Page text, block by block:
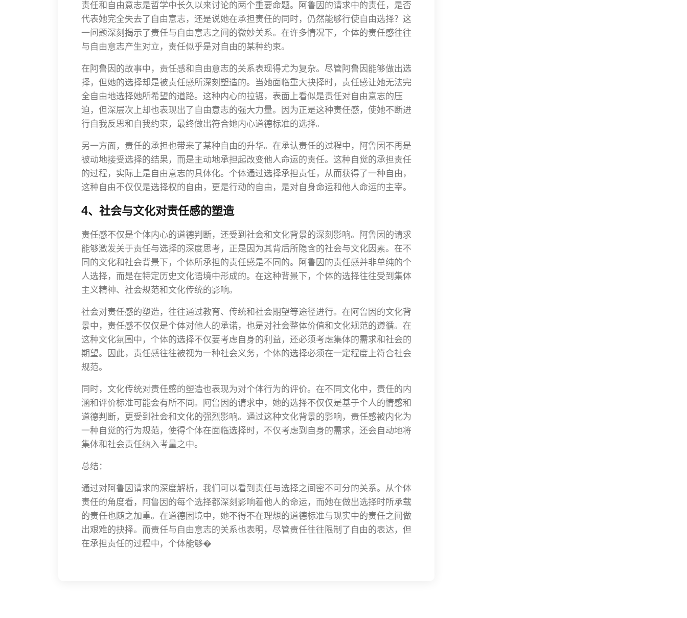
责任和自由意志是哲学中长久以来讨论的两个重要命题。阿鲁因的请求中的责任，是否
代表她完全失去了自由意志，还是说她在承担责任的同时，仍然能够行使自由选择？这
一问题深刻揭示了责任与自由意志之间的微妙关系。在许多情况下，个体的责任感往往
与自由意志产生对立，责任似乎是对自由的某种约束。
在阿鲁因的故事中，责任感和自由意志的关系表现得尤为复杂。尽管阿鲁因能够做出选
择，但她的选择却是被责任感所深刻塑造的。当她面临重大抉择时，责任感让她无法完
全自由地选择她所希望的道路。这种内心的拉锯，表面上看似是责任对自由意志的压
迫，但深层次上却也表现出了自由意志的强大力量。因为正是这种责任感，使她不断进
行自我反思和自我约束，最终做出符合她内心道德标准的选择。
另一方面，责任的承担也带来了某种自由的升华。在承认责任的过程中，阿鲁因不再是
被动地接受选择的结果，而是主动地承担起改变他人命运的责任。这种自觉的承担责任
的过程，实际上是自由意志的具体化。个体通过选择承担责任，从而获得了一种自由，
这种自由不仅仅是选择权的自由，更是行动的自由，是对自身命运和他人命运的主宰。
4、社会与文化对责任感的塑造
责任感不仅是个体内心的道德判断，还受到社会和文化背景的深刻影响。阿鲁因的请求
能够激发关于责任与选择的深度思考，正是因为其背后所隐含的社会与文化因素。在不
同的文化和社会背景下，个体所承担的责任感是不同的。阿鲁因的责任感并非单纯的个
人选择，而是在特定历史文化语境中形成的。在这种背景下，个体的选择往往受到集体
主义精神、社会规范和文化传统的影响。
社会对责任感的塑造，往往通过教育、传统和社会期望等途径进行。在阿鲁因的文化背
景中，责任感不仅仅是个体对他人的承诺，也是对社会整体价值和文化规范的遵循。在
这种文化氛围中，个体的选择不仅要考虑自身的利益，还必须考虑集体的需求和社会的
期望。因此，责任感往往被视为一种社会义务，个体的选择必须在一定程度上符合社会
规范。
同时，文化传统对责任感的塑造也表现为对个体行为的评价。在不同文化中，责任的内
涵和评价标准可能会有所不同。阿鲁因的请求中，她的选择不仅仅是基于个人的情感和
道德判断，更受到社会和文化的强烈影响。通过这种文化背景的影响，责任感被内化为
一种自觉的行为规范，使得个体在面临选择时，不仅考虑到自身的需求，还会自动地将
集体和社会责任纳入考量之中。
总结：
通过对阿鲁因请求的深度解析，我们可以看到责任与选择之间密不可分的关系。从个体
责任的角度看，阿鲁因的每个选择都深刻影响着他人的命运，而她在做出选择时所承载
的责任也随之加重。在道德困境中，她不得不在理想的道德标准与现实中的责任之间做
出艰难的抉择。而责任与自由意志的关系也表明，尽管责任往往限制了自由的表达，但
在承担责任的过程中，个体能够�